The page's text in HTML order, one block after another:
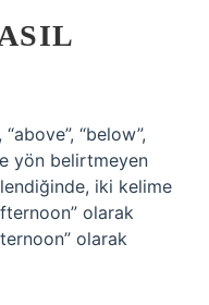
“below”,
yön belirtmeyen
iki kelime
olarak
olarak